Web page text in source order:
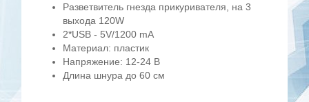
Разветвитель гнезда прикуривателя, на 3
выхода 120W
2*USB - 5V/1200 mA
Материал: пластик
Напряжение: 12-24 В
Длина шнура до 60 см